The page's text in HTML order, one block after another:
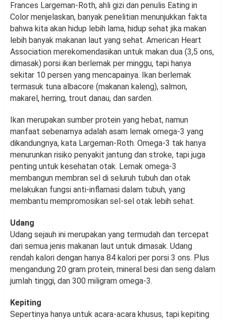
Frances Largeman-Roth, ahli gizi dan penulis Eating in
Color menjelaskan, banyak penelitian menunjukkan fakta
bahwa kita akan hidup lebih lama, hidup sehat jika makan
lebih banyak makanan laut yang sehat. American Heart
Association merekomendasikan untuk makan dua (3,5 ons,
dimasak) porsi ikan berlemak per minggu, tapi hanya
sekitar 10 persen yang mencapainya. Ikan berlemak
termasuk tuna albacore (makanan kaleng), salmon,
makarel, herring, trout danau, dan sarden.
Ikan merupakan sumber protein yang hebat, namun
manfaat sebenarnya adalah asam lemak omega-3 yang
dikandungnya, kata Largeman-Roth. Omega-3 tak hanya
menurunkan risiko penyakit jantung dan stroke, tapi juga
penting untuk kesehatan otak. Lemak omega-3
membangun membran sel di seluruh tubuh dan otak
melakukan fungsi anti-inflamasi dalam tubuh, yang
membantu mempromosikan sel-sel otak lebih sehat.
Udang
Udang sejauh ini merupakan yang termudah dan tercepat
dari semua jenis makanan laut untuk dimasak. Udang
rendah kalori dengan hanya 84 kalori per porsi 3 ons. Plus
mengandung 20 gram protein, mineral besi dan seng dalam
jumlah tinggi, dan 300 miligram omega-3.
Kepiting
Sepertinya hanya untuk acara-acara khusus, tapi kepiting